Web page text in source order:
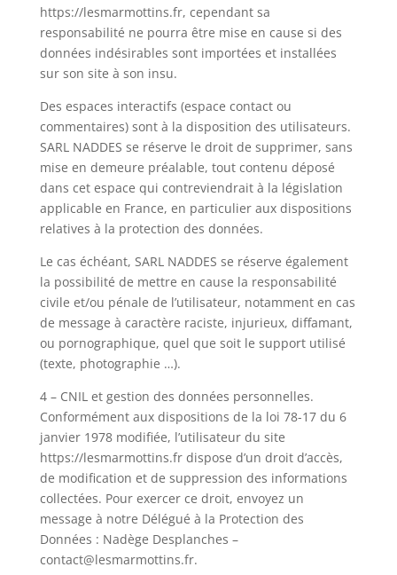
https://lesmarmottins.fr, cependant sa
responsabilité ne pourra être mise en cause si des
données indésirables sont importées et installées
sur son site à son insu.
Des espaces interactifs (espace contact ou
commentaires) sont à la disposition des utilisateurs.
SARL NADDES se réserve le droit de supprimer, sans
mise en demeure préalable, tout contenu déposé
dans cet espace qui contreviendrait à la législation
applicable en France, en particulier aux dispositions
relatives à la protection des données.
Le cas échéant, SARL NADDES se réserve également
la possibilité de mettre en cause la responsabilité
civile et/ou pénale de l’utilisateur, notamment en cas
de message à caractère raciste, injurieux, diffamant,
ou pornographique, quel que soit le support utilisé
(texte, photographie …).
4 – CNIL et gestion des données personnelles.
Conformément aux dispositions de la loi 78-17 du 6
janvier 1978 modifiée, l’utilisateur du site
https://lesmarmottins.fr dispose d’un droit d’accès,
de modification et de suppression des informations
collectées. Pour exercer ce droit, envoyez un
message à notre Délégué à la Protection des
Données : Nadège Desplanches –
contact@lesmarmottins.fr.